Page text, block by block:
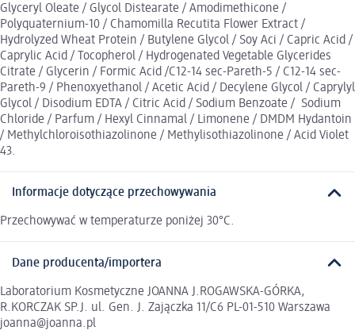
Glyceryl Oleate / Glycol Distearate / Amodimethicone /
Polyquaternium-10 / Chamomilla Recutita Flower Extract /
Hydrolyzed Wheat Protein / Butylene Glycol / Soy Aci / Capric Acid /
Caprylic Acid / Tocopherol / Hydrogenated Vegetable Glycerides
Citrate / Glycerin / Formic Acid /C12-14 sec-Pareth-5 / C12-14 sec-
Pareth-9 / Phenoxyethanol / Acetic Acid / Decylene Glycol / Caprylyl
Glycol / Disodium EDTA / Citric Acid / Sodium Benzoate / Sodium
Chloride / Parfum / Hexyl Cinnamal / Limonene / DMDM Hydantoin
/ Methylchloroisothiazolinone / Methylisothiazolinone / Acid Violet
43.
Informacje dotyczące przechowywania
Przechowywać w temperaturze poniżej 30°C.
Dane producenta/importera
Laboratorium Kosmetyczne JOANNA J.ROGAWSKA-GÓRKA,
R.KORCZAK SP.J. ul. Gen. J. Zajączka 11/C6 PL-01-510 Warszawa
joanna@joanna.pl